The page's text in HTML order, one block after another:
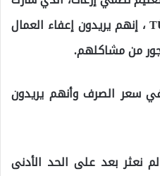
في الاجتماع نيابة عن TÜRK-İŞ ، إنهم يريدون إعفاء العمال
من مشاكلهم.
سعر الصرف وأنهم يريدون
نعثر بعد على الحد الأدنى